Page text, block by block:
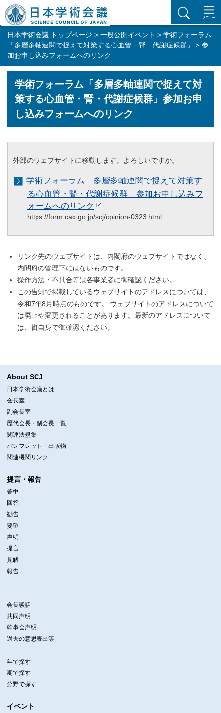
日本学術会議 トップページ > 一般公開イベント > 学術フォーラム
「多層多軸連関で捉えて対策する心血管・腎・代謝症候群」
> 参
加お申し込みフォームへのリンク
学術フォーラム「多層多軸連関で捉えて対
策する心血管・腎・代謝症候群」参加お申
し込みフォームへのリンク
外部のウェブサイトに移動します。よろしいですか。
学術フォーラム「多層多軸連関で捉えて対策す
る心血管・腎・代謝症候群」参加お申し込みフ
ォームへのリンク
https://form.cao.go.jp/scj/opinion-0323.html
リンク先のウェブサイトは、内閣府のウェブサイトではなく、
内閣府の管理下にはないものです。
操作方法・不具合等は各事業者に御確認ください。
この告知で掲載しているウェブサイトのアドレスについては、
令和7年8月時点のものです。 ウェブサイトのアドレスについて
は廃止や変更されることがあります。最新のアドレスについて
は、御自身で御確認ください。
About SCJ
日本学術会議とは
会長室
副会長室
歴代会長・副会長一覧
関連法規集
パンフレット・出版物
関連機関リンク
提言・報告
答申
回答
勧告
要望
声明
提言
見解
報告
会長談話
共同声明
幹事会声明
過去の意思表出等
年で探す
期で探す
分野で探す
イベント